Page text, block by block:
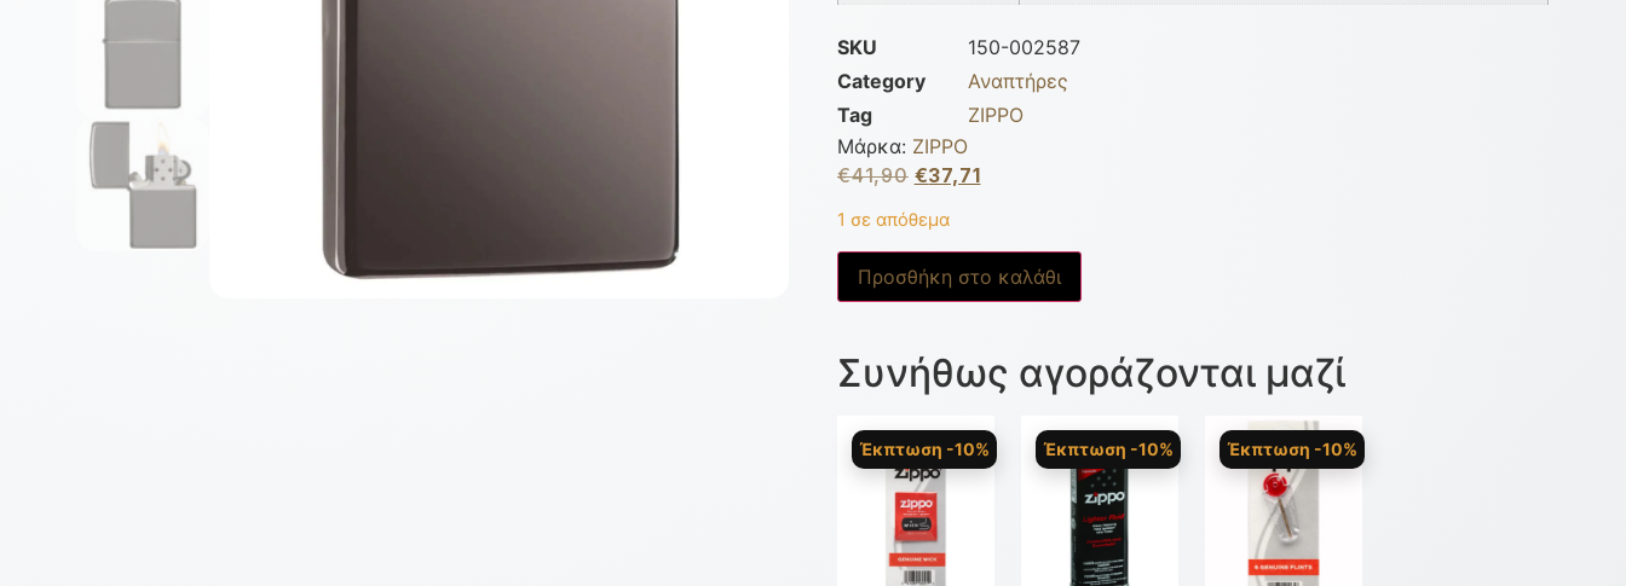
SKU
150-002587
Category
Αναπτήρες
Tag
ZIPPO
Μάρκα: ZIPPO
€41,90 €37,71
1 σε απόθεμα
Προσθήκη στο καλάθι
Συνήθως αγοράζονται μαζί
Έκπτωση -10% Έκπτωση -10% Έκπτωση -10%